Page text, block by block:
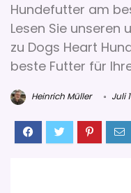
Hundefutter am
Lesen Sie
zu Dogs Heart
beste Futter für
Heinrich Müller Juli